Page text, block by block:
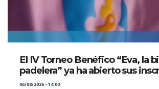
El IV Torneo Benéfico “Eva, la
padelera” ya ha abierto sus
06/08/2026 - 14:00